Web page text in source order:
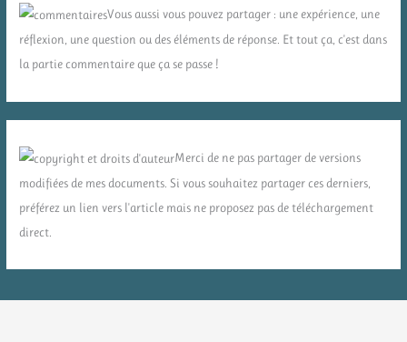
Vous aussi vous pouvez partager : une expérience, une
réflexion, une question ou des éléments de réponse. Et tout ça, c'est dans
la partie commentaire que ça se passe !
Merci de ne pas partager de versions
modifiées de mes documents. Si vous souhaitez partager ces derniers,
préférez un lien vers l'article mais ne proposez pas de téléchargement
direct.